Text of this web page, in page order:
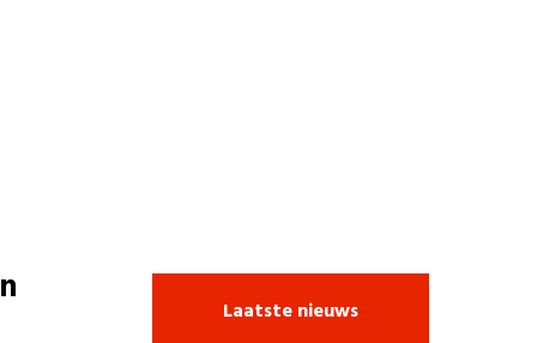
Laatste nieuws